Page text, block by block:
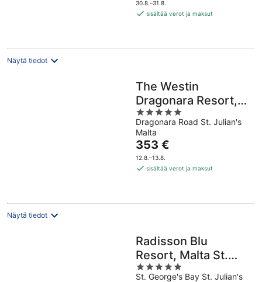
148 €
30.8.–31.8.
sisältää verot ja maksut
Näytä tiedot
The Westin
Dragonara Resort,
Malta
5
out
of
5
Dragonara Road St. Julian's
Malta
Hinta
on
353 €
353 €
12.8.–13.8.
sisältää verot ja maksut
Näytä tiedot
Radisson Blu
Resort, Malta St.
Julian's
5
out
St. George's Bay St. Julian's